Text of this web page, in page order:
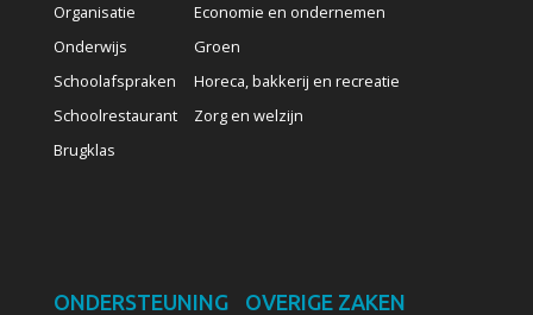
Organisatie
Onderwijs
Schoolafspraken
Schoolrestaurant
Brugklas
Economie en ondernemen
Groen
Horeca, bakkerij en recreatie
Zorg en welzijn
ONDERSTEUNING OVERIGE ZAKEN